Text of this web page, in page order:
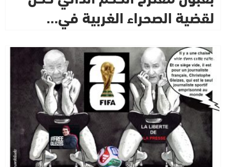
لقضية الصحراء الغربية في…
جديد التسريبات